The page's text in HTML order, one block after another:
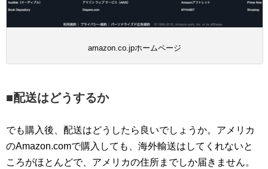
amazon.co.jpホームページ
■配送はどうするか
でも購入後、配送はどうしたら良いでしょうか。アメリカ
のAmazon.comで購入しても、海外輸送はしてくれないと
ころがほとんどで、アメリカの住所までしか届きません。